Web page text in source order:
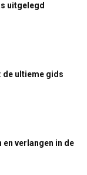
uitgelegd
de ultieme gids
en verlangen in de